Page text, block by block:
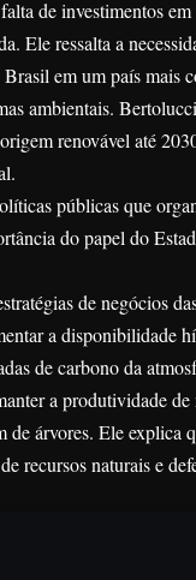
de investimentos
Ele ressalta a
em um país mais
ambientais.
renovável até
públicas que
do papel do
de negócios
a disponibilidade
de carbono da
a produtividade de
árvores. Ele explica
recursos naturais e